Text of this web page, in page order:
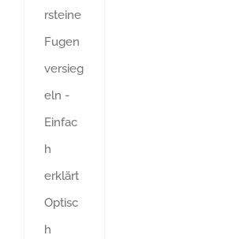
rsteine
Fugen
versieg
eln -
Einfac
h
erklärt
Optisc
h